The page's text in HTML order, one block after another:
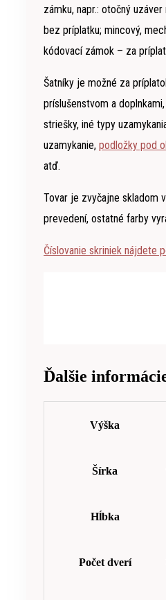
zámku, napr.: otočný
bez príplatku; mincový,
kódovací zámok – za
Šatníky je možné za
príslušenstvom a
striešky, iné typy
uzamykanie, podložky pod
atď.
Tovar je zvyčajne skladom
prevedení, ostatné farby
Číslovanie skriniek nájdete
Ďalšie
Výška
Šírka
Hĺbka
Počet dverí